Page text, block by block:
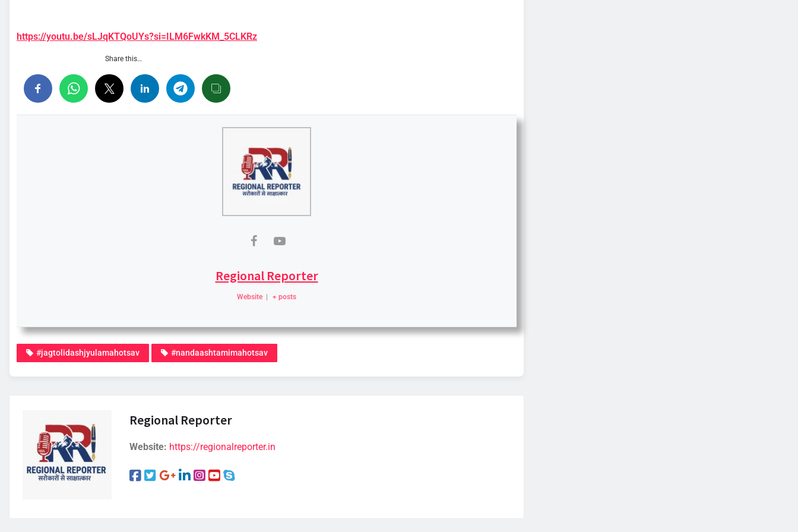
https://youtu.be/sLJqKTQoUYs?si=ILM6FwkKM_5CLKRz
Share this…
Regional Reporter
Website | + posts
#jagtolidashjyulamahotsav #nandaashtamimahotsav
Regional Reporter
Website: https://regionalreporter.in